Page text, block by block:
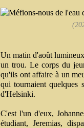
Un matin d'août
un trou. Le corps du
qu'ils ont affaire à un
qui tournaient quelques
d'Helsinki.
C'est l'un d'eux,
étudiant, Jeremias,